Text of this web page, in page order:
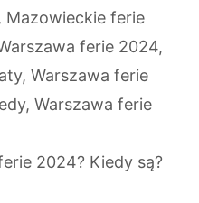
Mazowieckie ferie
ferie 2024,
, Warszawa ferie
, Warszawa ferie
2024? Kiedy są?